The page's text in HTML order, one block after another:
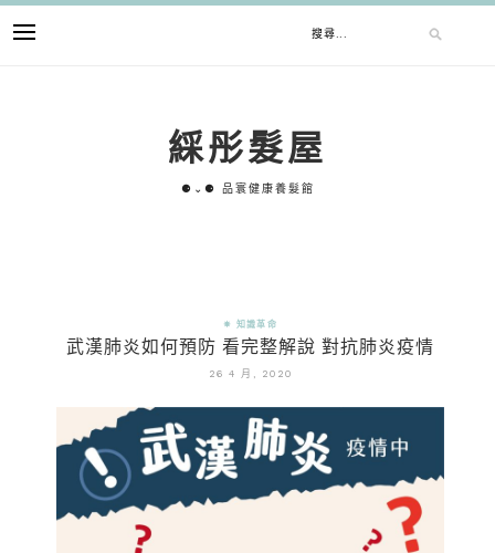
綵彤髮屋
⚈⌄⚈ 品寰健康養髮館
✵ 知識革命
武漢肺炎如何預防 看完整解說 對抗肺炎疫情
26 4 月, 2020